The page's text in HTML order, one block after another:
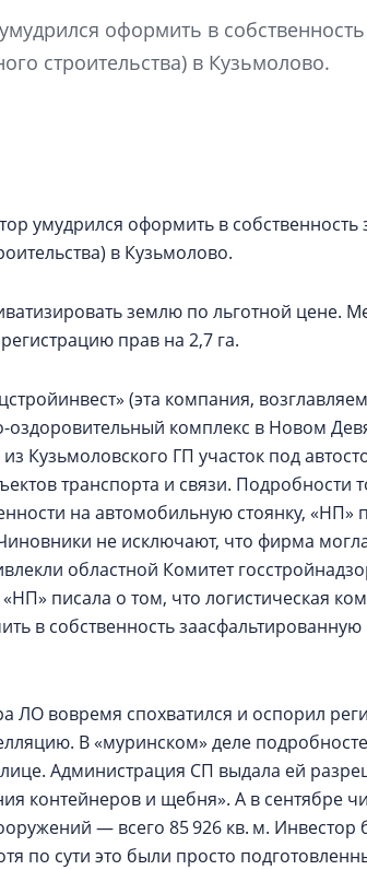
оформить в
строительства) в Кузьмолово.
умудрился оформить в собственность
в Кузьмолово.
землю по льготной цене.
прав на 2,7 га.
(эта компания,
оздоровительный комплекс в Новом
Кузьмоловского ГП участок под
транспорта и связи. Подробности
на автомобильную стоянку, «НП»
не исключают, что фирма
областной Комитет
писала о том, что логистическая
в собственность
ЛО вовремя спохватился и оспорил
В «муринском» деле
Администрация СП выдала ей
контейнеров и щебня». А в сентябре
— всего 85 926 кв. м.
по сути это были просто